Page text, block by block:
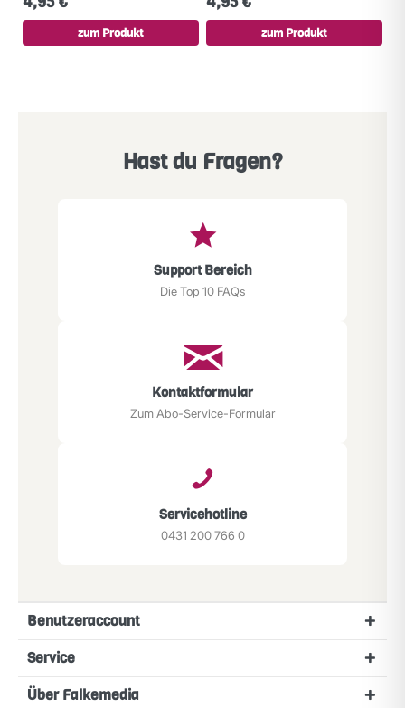
zum Produkt zum Produkt
Hast du Fragen?
Support Bereich
Die Top 10 FAQs
Kontaktformular
Zum Abo-Service-Formular
Servicehotline
0431 200 766 0
Benutzeraccount
Service
Über Falkemedia